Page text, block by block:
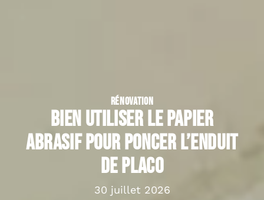
RÉNOVATION
Bien utiliser le papier
abrasif pour poncer l’enduit
de placo
30 juillet 2026